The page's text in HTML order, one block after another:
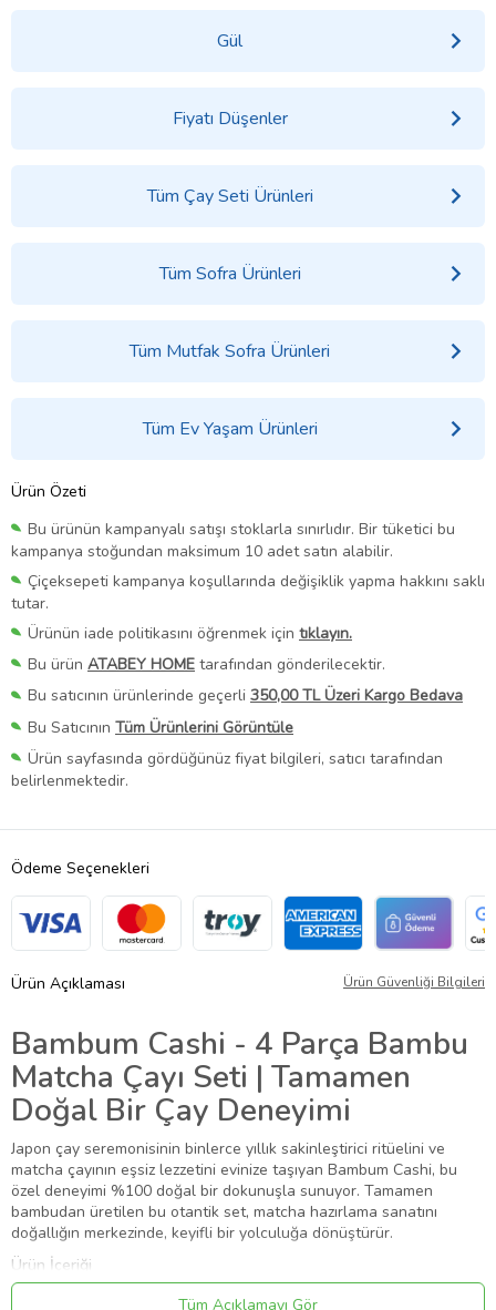
Gül
Fiyatı Düşenler
Tüm Çay Seti Ürünleri
Tüm Sofra Ürünleri
Tüm Mutfak Sofra Ürünleri
Tüm Ev Yaşam Ürünleri
Ürün Özeti
Bu ürünün kampanyalı satışı stoklarla sınırlıdır. Bir tüketici bu
kampanya stoğundan maksimum 10 adet satın alabilir.
Çiçeksepeti kampanya koşullarında değişiklik yapma hakkını saklı
tutar.
Ürünün iade politikasını öğrenmek için tıklayın.
Bu ürün ATABEY HOME tarafından gönderilecektir.
Bu satıcının ürünlerinde geçerli 350,00 TL Üzeri Kargo Bedava
Bu Satıcının Tüm Ürünlerini Görüntüle
Ürün sayfasında gördüğünüz fiyat bilgileri, satıcı tarafından
belirlenmektedir.
Ödeme Seçenekleri
Ürün Açıklaması Ürün Güvenliği Bilgileri
Bambum Cashi - 4 Parça Bambu
Matcha Çayı Seti | Tamamen
Doğal Bir Çay Deneyimi
Japon çay seremonisinin binlerce yıllık sakinleştirici ritüelini ve
matcha çayının eşsiz lezzetini evinize taşıyan Bambum Cashi, bu
özel deneyimi %100 doğal bir dokunuşla sunuyor. Tamamen
bambudan üretilen bu otantik set, matcha hazırlama sanatını
doğallığın merkezinde, keyifli bir yolculuğa dönüştürür.
Ürün İçeriği
1 adet Bambu Matcha Kasesi (Chawan):Çayı çırpmak ve içmek için
Tüm Açıklamayı Gör